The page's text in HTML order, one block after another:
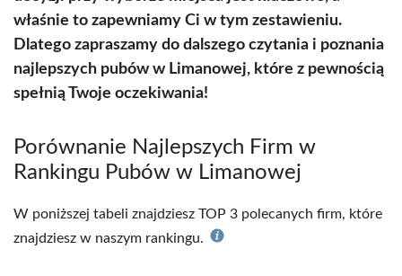
właśnie to zapewniamy Ci w tym zestawieniu.
Dlatego zapraszamy do dalszego czytania i poznania
najlepszych pubów w Limanowej, które z pewnością
spełnią Twoje oczekiwania!
Porównanie Najlepszych Firm w
Rankingu Pubów w Limanowej
W poniższej tabeli znajdziesz TOP 3 polecanych firm, które
znajdziesz w naszym rankingu.